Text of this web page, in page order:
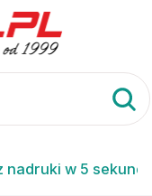
nadruki w 5 sekund